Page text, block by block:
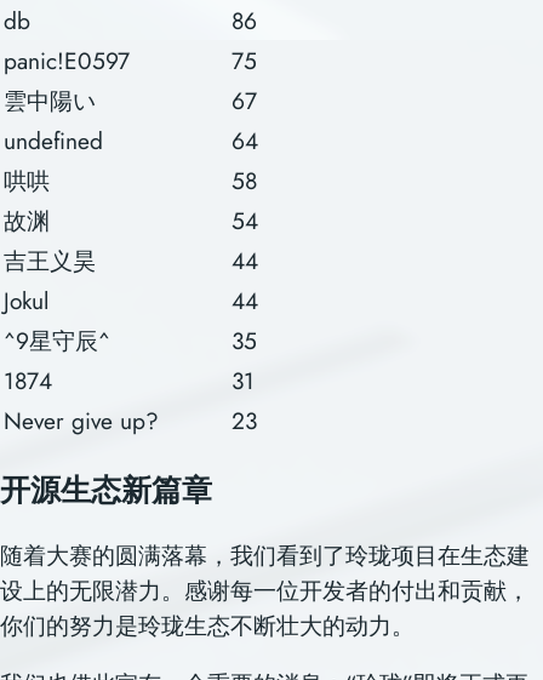
db
86
panic!E0597
75
雲中陽い
67
undefined
64
哄哄
58
故渊
54
吉王义昊
44
Jokul
44
^9星守辰^
35
1874
31
Never give up?
23
开源生态新篇章
随着大赛的圆满落幕，我们看到了玲珑项目在生态建
设上的无限潜力。感谢每一位开发者的付出和贡献，
你们的努力是玲珑生态不断壮大的动力。